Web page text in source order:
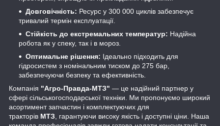
Довговічність: Ресурс у 300 000 циклів забезпечує
тривалий термін експлуатації.
Стійкість до екстремальних температур: Надійна
робота як у спеку, так і в мороз.
Оптимальне рішення: Ідеально підходить для
гідросистем з номінальним тиском до 275 бар,
забезпечуючи безпеку та ефективність.
Компанія "Агро-Правда-МТЗ" — це надійний партнер у
сфері сільськогосподарської техніки. Ми пропонуємо широкий
асортимент запчастин і комплектуючих для
тракторів МТЗ, гарантуючи високу якість і доступні ціни. Наша